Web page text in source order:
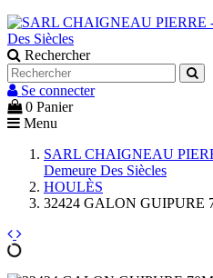
Rechercher
Se connecter
0 Panier
Menu
SARL CHAIGNEAU
Demeure Des Siècles
HOULÈS
32424 GALON GUIPURE